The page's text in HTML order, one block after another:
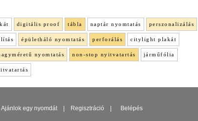
digitális proof tábla naptár nyomtatás perszonalizálás
épületháló nyomtatás perforálás citylight plakát
nyomtatás non-stop nyitvatartás járműfólia
Ajánlok egy nyomdát Regisztráció Belépés